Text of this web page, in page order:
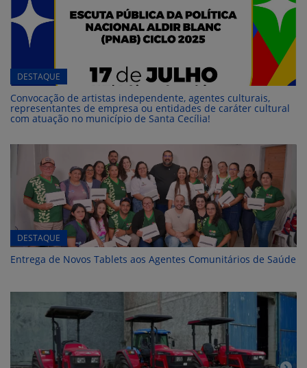
DESTAQUE
Convocação de artistas independente, agentes culturais,
representantes de empresa ou entidades de caráter cultural
com atuação no município de Santa Cecília!
DESTAQUE
Entrega de Novos Tablets aos Agentes Comunitários de Saúde